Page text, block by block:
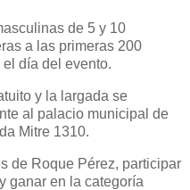
de 5 y 10
a las primeras 200
día del evento.
y la largada se
al palacio municipal de
Mitre 1310.
de Roque Pérez, participar
ganar en la categoría